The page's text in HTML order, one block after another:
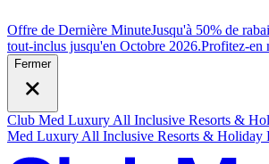
Offre de Dernière MinuteJusqu'à 50% de
tout-inclus jusqu'en Octobre 2026.Profitez-en
Fermer
Club Med Luxury All Inclusive Resorts &
Med Luxury All Inclusive Resorts & Holiday